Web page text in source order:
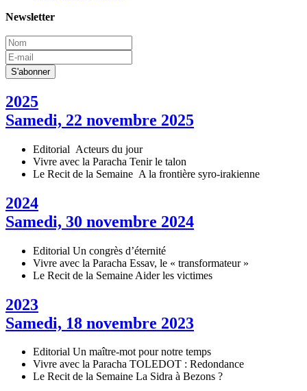
Newsletter
2025
Samedi, 22 novembre 2025
Editorial Acteurs du jour
Vivre avec la Paracha Tenir le talon
Le Recit de la Semaine A la frontière syro-irakienne
2024
Samedi, 30 novembre 2024
Editorial Un congrès d’éternité
Vivre avec la Paracha Essav, le « transformateur »
Le Recit de la Semaine Aider les victimes
2023
Samedi, 18 novembre 2023
Editorial Un maître-mot pour notre temps
Vivre avec la Paracha TOLEDOT : Redondance
Le Recit de la Semaine La Sidra à Bezons ?